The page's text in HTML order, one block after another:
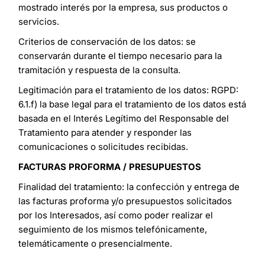
mostrado interés por la empresa, sus productos o
servicios.
Criterios de conservación de los datos: se
conservarán durante el tiempo necesario para la
tramitación y respuesta de la consulta.
Legitimación para el tratamiento de los datos: RGPD:
6.1.f) la base legal para el tratamiento de los datos está
basada en el Interés Legítimo del Responsable del
Tratamiento para atender y responder las
comunicaciones o solicitudes recibidas.
FACTURAS PROFORMA / PRESUPUESTOS
Finalidad del tratamiento: la confección y entrega de
las facturas proforma y/o presupuestos solicitados
por los Interesados, así como poder realizar el
seguimiento de los mismos telefónicamente,
telemáticamente o presencialmente.